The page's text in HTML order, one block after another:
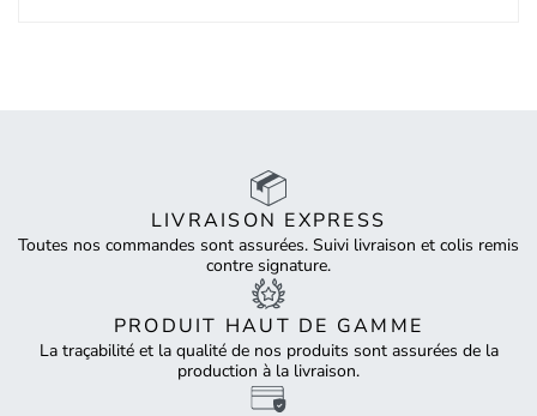
LIVRAISON EXPRESS
Toutes nos commandes sont assurées. Suivi livraison et colis remis
contre signature.
PRODUIT HAUT DE GAMME
La traçabilité et la qualité de nos produits sont assurées de la
production à la livraison.